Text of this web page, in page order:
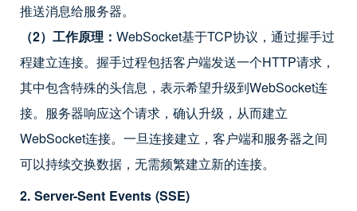
推送消息给服务器。
（2）工作原理： WebSocket基于TCP协议，通过握手过
程建立连接。握手过程包括客户端发送一个HTTP请求，
其中包含特殊的头信息，表示希望升级到WebSocket连
接。服务器响应这个请求，确认升级，从而建立
WebSocket连接。一旦连接建立，客户端和服务器之间
可以持续交换数据，无需频繁建立新的连接。
2. Server-Sent Events (SSE)